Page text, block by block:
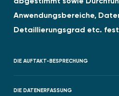
Anwendungsbereiche,
Detaillierungsgrad etc.
DIE AUFTAKT-BESPRECHUNG
DIE DATENERFASSUNG